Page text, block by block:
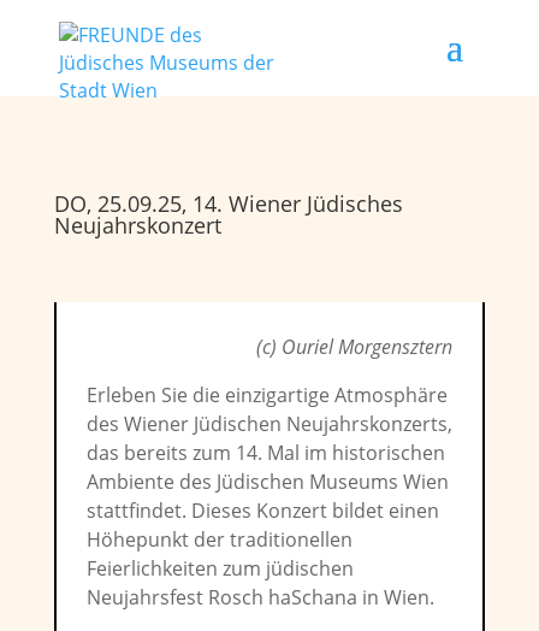
DO, 25.09.25, 14. Wiener Jüdisches
Neujahrskonzert
(c) Ouriel Morgensztern
Erleben Sie die einzigartige Atmosphäre
des Wiener Jüdischen Neujahrskonzerts,
das bereits zum 14. Mal im historischen
Ambiente des Jüdischen Museums Wien
stattfindet. Dieses Konzert bildet einen
Höhepunkt der traditionellen
Feierlichkeiten zum jüdischen
Neujahrsfest Rosch haSchana in Wien.